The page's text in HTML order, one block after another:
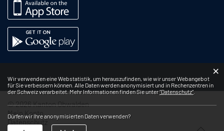
© 2026 Kanton Obwalden
Mein Konto
Datenschutz
Webstatistik
Wir verwenden eine Webstatistik, um herauszufinden, wie wir unser Webangebot
für Sie verbessern können. Alle Daten werden anonymisiert und in Rechenzentren in
der Schweiz verarbeitet. Mehr Informationen finden Sie unter“Datenschutz“.
Dürfen wir Ihre anonymisierten Daten verwenden?
×